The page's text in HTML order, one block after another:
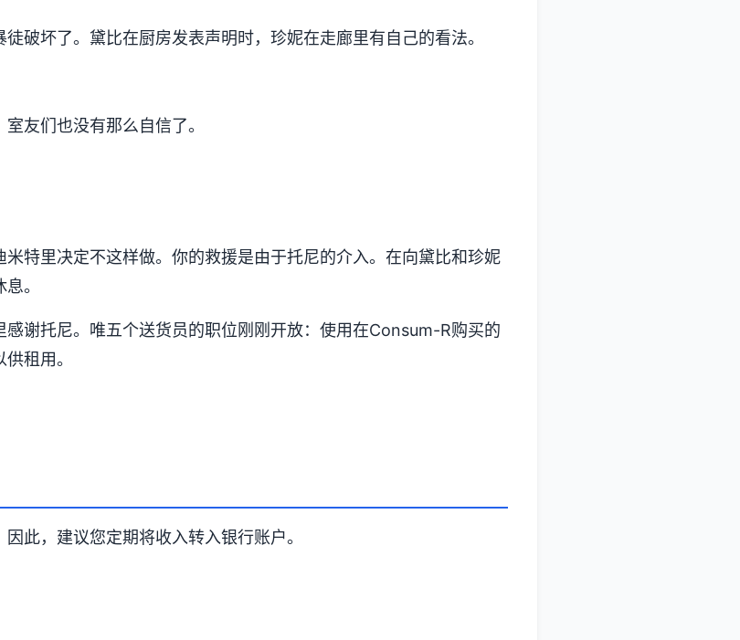
破坏了。黛比在厨房发表声明时，珍妮在走廊里有自己的看法。
友们也没有那么自信了。
特里决定不这样做。你的救援是由于托尼的介入。在向黛比和珍妮
。
谢托尼。唯五个送货员的职位刚刚开放：使用在Consum-R购买的
租用。
此，建议您定期将收入转入银行账户。